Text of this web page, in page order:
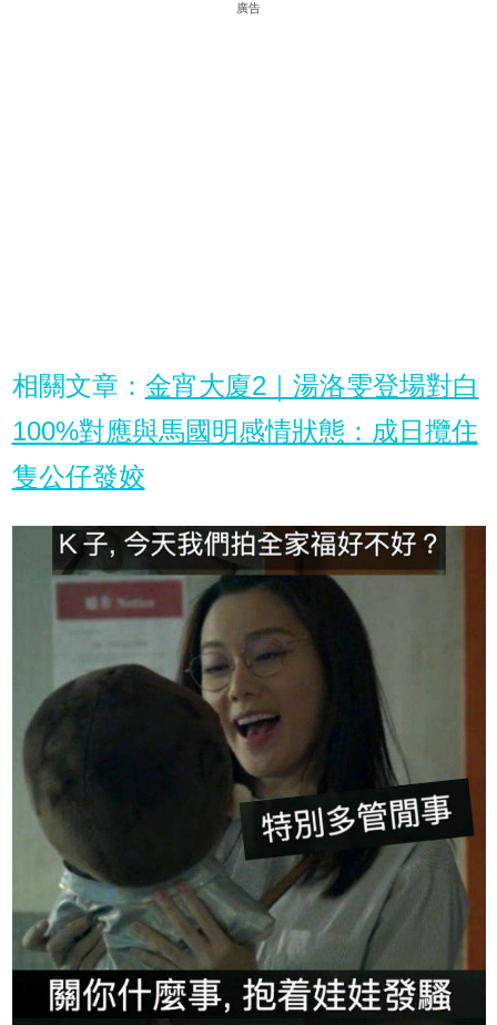
廣告
相關文章： 金宵大廈2｜湯洛雯登場對白
100%對應與馬國明感情狀態：成日攬住
隻公仔發姣